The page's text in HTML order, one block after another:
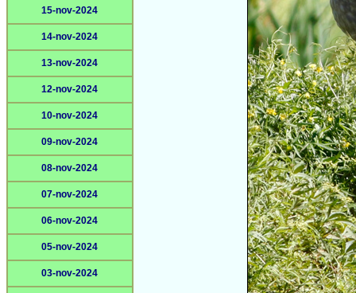
15-nov-2024
14-nov-2024
13-nov-2024
12-nov-2024
10-nov-2024
09-nov-2024
08-nov-2024
07-nov-2024
06-nov-2024
05-nov-2024
03-nov-2024